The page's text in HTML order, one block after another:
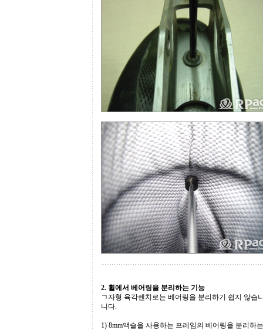
2. 휠에서 베어링을 분리하는 기능
ㄱ자형 육각렌치로는 베어링을 분리하기 쉽지 않
니다.
1) 8mm액슬을 사용하는 프레임의 베어링을 분리하